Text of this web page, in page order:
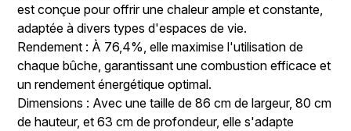
est conçue pour offrir une chaleur ample et constante,
adaptée à divers types d'espaces de vie.
Rendement : À 76,4%, elle maximise l'utilisation de
chaque bûche, garantissant une combustion efficace et
un rendement énergétique optimal.
Dimensions : Avec une taille de 86 cm de largeur, 80 cm
de hauteur, et 63 cm de profondeur, elle s'adapte